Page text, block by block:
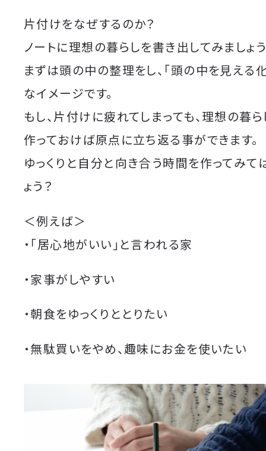
片付けをなぜするのか？
ノートに理想の暮らしを書き出してみましょう
まずは頭の中の整理をし、「頭の中を見える
なイメージです。
もし、片付けに疲れてしまっても、理想の暮ら
作っておけば原点に立ち返る事ができます。
ゆっくりと自分と向き合う時間を作ってみて
ょう？
＜例えば＞
・「居心地がいい」と言われる家
・家事がしやすい
・朝食をゆっくりととりたい
・無駄買いをやめ、趣味にお金を使いたい